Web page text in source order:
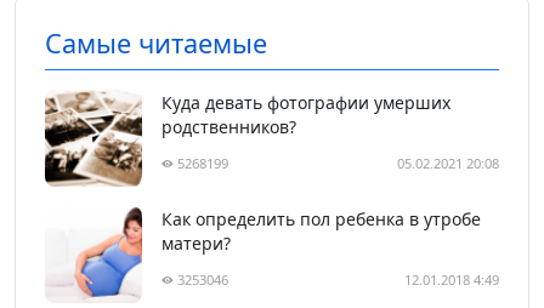
Самые читаемые
Куда девать фотографии умерших
родственников?
5268199 05.02.2021 20:08
Как определить пол ребенка в утробе
матери?
3253046 12.01.2018 4:49